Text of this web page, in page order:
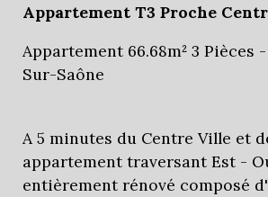
Appartement T3 Proche
Appartement 66.68m² 3 Pièces
Sur-Saône
A 5 minutes du Centre Ville et
appartement traversant Est -
entièrement rénové composé